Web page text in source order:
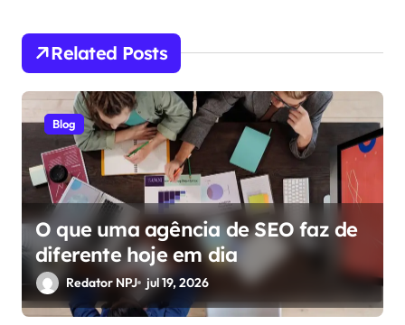
d
e
P
o
s
t
Related Posts
Blog
O que uma agência de SEO faz de
diferente hoje em dia
Redator NPJ jul 19, 2026